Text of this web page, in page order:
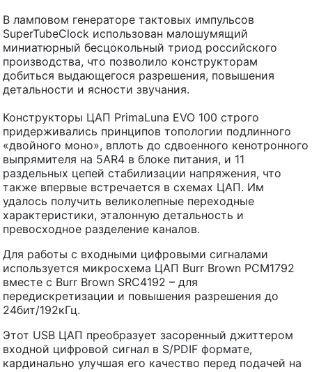
В ламповом генераторе тактовых импульсов
SuperTubeClock использован малошумящий
миниатюрный бесцокольный триод российского
производства, что позволило конструкторам
добиться выдающегося разрешения, повышения
детальности и ясности звучания.
Конструкторы ЦАП PrimaLuna EVO 100 строго
придерживались принципов топологии подлинного
«двойного моно», вплоть до сдвоенного кенотронного
выпрямителя на 5AR4 в блоке питания, и 11
раздельных цепей стабилизации напряжения, что
также впервые встречается в схемах ЦАП. Им
удалось получить великолепные переходные
характеристики, эталонную детальность и
превосходное разделение каналов.
Для работы с входными цифровыми сигналами
используется микросхема ЦАП Burr Brown PCM1792
вместе с Burr Brown SRC4192 – для
передискретизации и повышения разрешения до
24бит/192кГц.
Этот USB ЦАП преобразует засоренный джиттером
входной цифровой сигнал в S/PDIF формате,
кардинально улучшая его качество перед подачей на